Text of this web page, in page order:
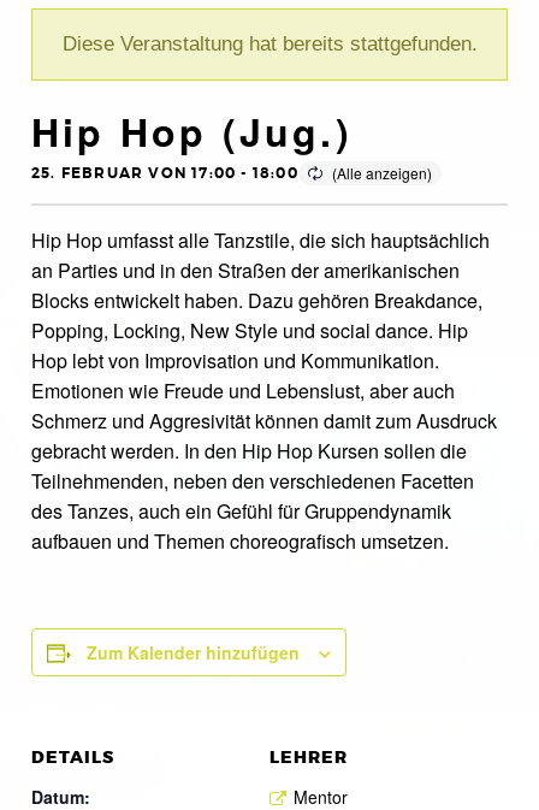
Diese Veranstaltung hat bereits stattgefunden.
Hip Hop (Jug.)
25. FEBRUAR VON 17:00 - 18:00
Hip Hop umfasst alle Tanzstile, die sich hauptsächlich
an Parties und in den Straßen der amerikanischen
Blocks entwickelt haben. Dazu gehören Breakdance,
Popping, Locking, New Style und social dance. Hip
Hop lebt von Improvisation und Kommunikation.
Emotionen wie Freude und Lebenslust, aber auch
Schmerz und Aggresivität können damit zum Ausdruck
gebracht werden. In den Hip Hop Kursen sollen die
Teilnehmenden, neben den verschiedenen Facetten
des Tanzes, auch ein Gefühl für Gruppendynamik
aufbauen und Themen choreografisch umsetzen.
Zum Kalender hinzufügen
DETAILS
Datum:
LEHRER
Mentor